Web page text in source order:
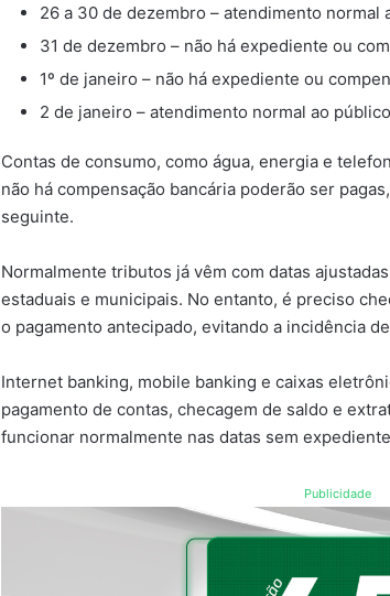
26 a 30 de dezembro – atendimento normal
31 de dezembro – não há expediente ou
1º de janeiro – não há expediente ou
2 de janeiro – atendimento normal ao
Contas de consumo, como água, energia e
não há compensação bancária poderão ser
seguinte.
Normalmente tributos já vêm com datas
estaduais e municipais. No entanto, é preciso
o pagamento antecipado, evitando a incidência
Internet banking, mobile banking e caixas
pagamento de contas, checagem de saldo e
funcionar normalmente nas datas sem
Publicidade